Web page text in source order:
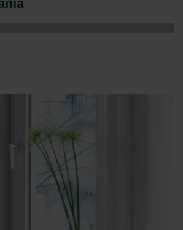
Data Privacy
Republic s.r.o.: Zásady ochrany
İklimlendirme Sanayi ve Ticaret
bv: Privacyverklaringen
International: Privacy Policy
AG: Datenschutz
z o.o.: Oświadczenie o ochronie
Limited: Privacy Policy